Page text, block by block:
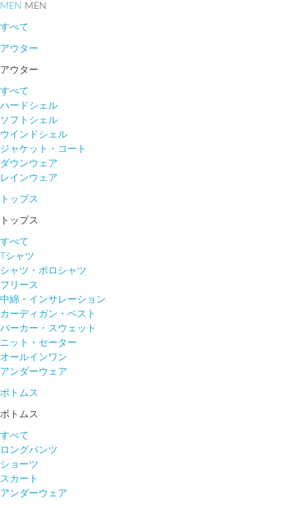
MEN MEN
すべて
アウター
アウター
すべて
ハードシェル
ソフトシェル
ウインドシェル
ジャケット・コート
ダウンウェア
レインウェア
トップス
トップス
すべて
Tシャツ
シャツ・ポロシャツ
フリース
中綿・インサレーション
カーディガン・ベスト
パーカー・スウェット
ニット・セーター
オールインワン
アンダーウェア
ボトムス
ボトムス
すべて
ロングパンツ
ショーツ
スカート
アンダーウェア